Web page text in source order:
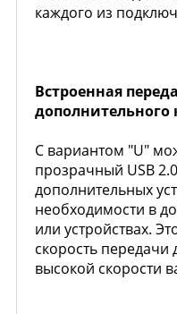
каждого из
Встроенная
дополнительного
С вариантом "U"
прозрачный USB
дополнительных
необходимости в
или устройствах.
скорость
высокой скорости